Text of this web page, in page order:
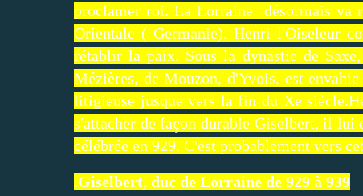
proclamer roi. La Lorraine désormais va
Orientale ( Germanie). Henri l'Oiseleur
rétablir la paix. Sous la dynastie de
Mézières, de Mouzon, d'Yvois, est
litigieuse jusque vers la fin du Xe
s'attacher de façon durable Giselbert, il lui
célébrée en 929. C'est probablement vers
.Giselbert, duc de Lorraine de 929 à 939